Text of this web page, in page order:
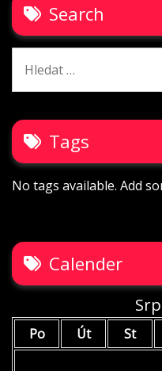
Search
Tags
No tags available. Add
Calender
Po Út St